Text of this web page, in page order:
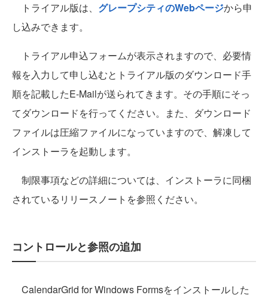
トライアル版は、 グレープシティのWebページから申
し込みできます。
トライアル申込フォームが表示されますので、必要情
報を入力して申し込むとトライアル版のダウンロード手
順を記載したE-Mailが送られてきます。その手順にそっ
てダウンロードを行ってください。また、ダウンロード
ファイルは圧縮ファイルになっていますので、解凍して
インストーラを起動します。
制限事項などの詳細については、インストーラに同梱
されているリリースノートを参照ください。
コントロールと参照の追加
CalendarGrid for Windows Formsをインストールした